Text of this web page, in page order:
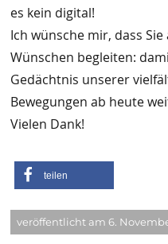
es kein digital!
Ich wünsche mir, dass
Wünschen begleiten:
Gedächtnis unserer
Bewegungen ab heute
Vielen Dank!
teilen
veröffentlicht am 6.